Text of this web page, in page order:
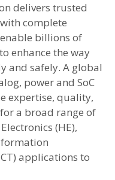
delivers trusted
complete
billions of
enhance the way
and safely. A global
power and SoC
expertise, quality,
a broad range of
(HE),
applications to